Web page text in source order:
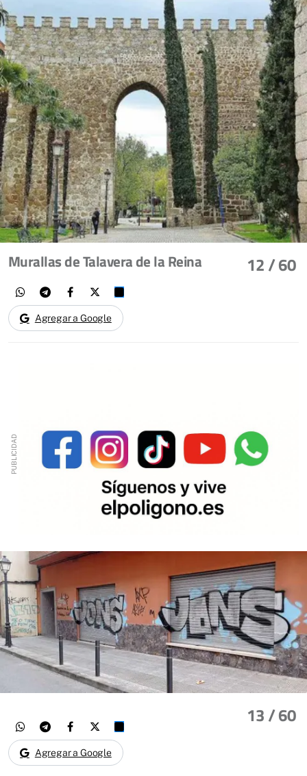
12/ 60
Murallas de Talavera de la Reina
Agregar a Google
13/ 60
Agregar a Google